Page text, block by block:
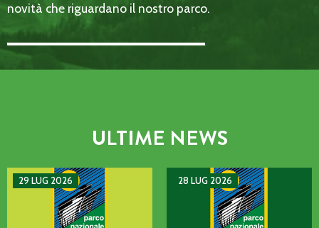
novità che riguardano il nostro parco.
Email Address::: (required)
ULTIME NEWS
29 LUG 2026
AVVISO DI GUASTO SULLA LINEA TELEFONICA DELL’ENTE
28 LUG 2026
MANIFESTAZIONE DI